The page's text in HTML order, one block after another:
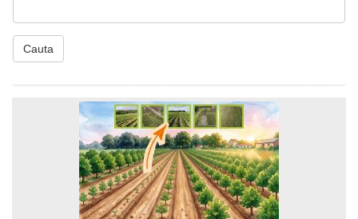
Cauta